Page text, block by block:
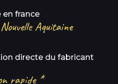
en france
Aquitaine
directe du fabricant
rapide *